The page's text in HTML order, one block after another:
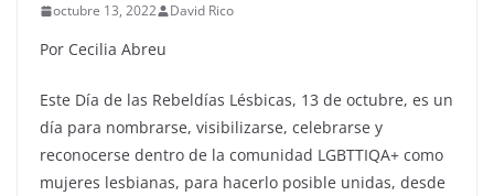
octubre 13, 2022 David Rico
Por Cecilia Abreu
Este Día de las Rebeldías Lésbicas, 13 de octubre, es un
día para nombrarse, visibilizarse, celebrarse y
reconocerse dentro de la comunidad LGBTTIQA+ como
mujeres lesbianas, para hacerlo posible unidas, desde